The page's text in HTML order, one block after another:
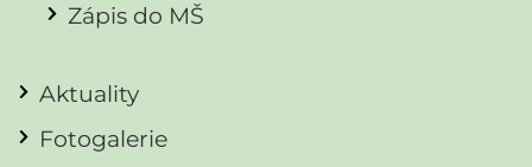
Zápis do MŠ
Aktuality
Fotogalerie